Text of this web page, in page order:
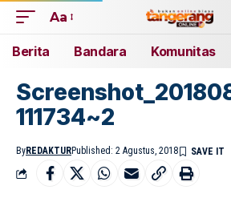
Aa
Berita Bandara Komunitas
111734~2
ByREDAKTURPublished: 2 Agustus, 2018